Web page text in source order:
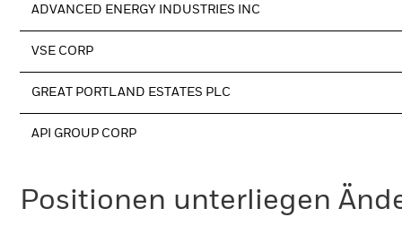
ADVANCED ENERGY INDUSTRIES INC
VSE CORP
GREAT PORTLAND ESTATES PLC
API GROUP CORP
Positionen unterliegen